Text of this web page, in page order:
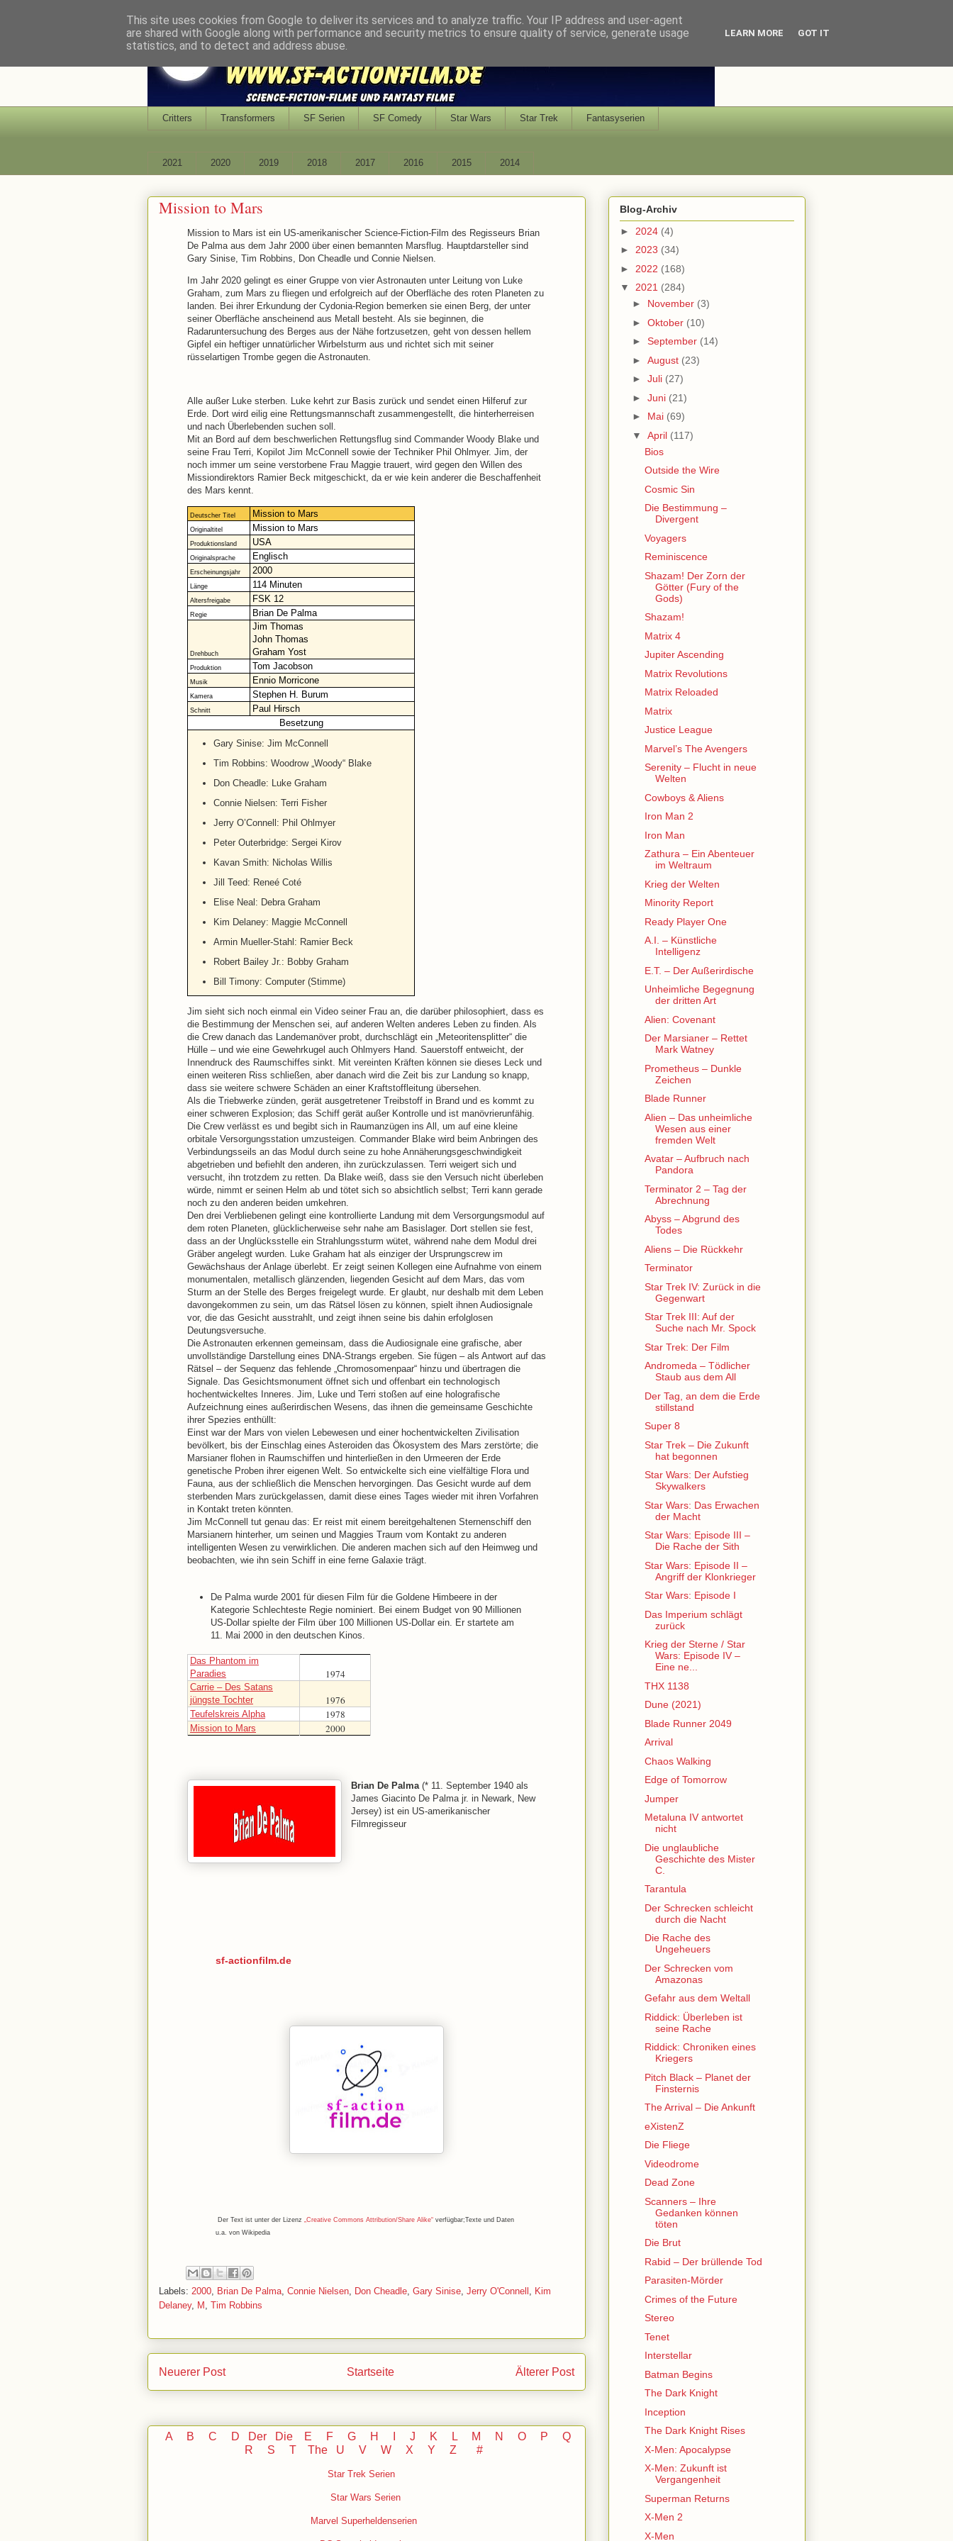
Critters Transformers SF Serien SF Comedy Star Wars Star Trek Fantasyserien
2021 2020 2019 2018 2017 2016 2015 2014
Mission to Mars
Mission to Mars ist ein US-amerikanischer Science-Fiction-Film des Regisseurs Brian
De Palma aus dem Jahr 2000 über einen bemannten Marsflug. Hauptdarsteller sind
Gary Sinise, Tim Robbins, Don Cheadle und Connie Nielsen.
Im Jahr 2020 gelingt es einer Gruppe von vier Astronauten unter Leitung von Luke
Graham, zum Mars zu fliegen und erfolgreich auf der Oberfläche des roten Planeten zu
landen. Bei ihrer Erkundung der Cydonia-Region bemerken sie einen Berg, der unter
seiner Oberfläche anscheinend aus Metall besteht. Als sie beginnen, die
Radaruntersuchung des Berges aus der Nähe fortzusetzen, geht von dessen hellem
Gipfel ein heftiger unnatürlicher Wirbelsturm aus und richtet sich mit seiner
rüsselartigen Trombe gegen die Astronauten.
Alle außer Luke sterben. Luke kehrt zur Basis zurück und sendet einen Hilferuf zur
Erde. Dort wird eilig eine Rettungsmannschaft zusammengestellt, die hinterherreisen
und nach Überlebenden suchen soll.
Mit an Bord auf dem beschwerlichen Rettungsflug sind Commander Woody Blake und
seine Frau Terri, Kopilot Jim McConnell sowie der Techniker Phil Ohlmyer. Jim, der
noch immer um seine verstorbene Frau Maggie trauert, wird gegen den Willen des
Missiondirektors Ramier Beck mitgeschickt, da er wie kein anderer die Beschaffenheit
des Mars kennt.
Deutscher Titel Mission to Mars
Originaltitel Mission to Mars
Produktionsland USA
Originalsprache Englisch
Erscheinungsjahr 2000
Länge 114 Minuten
Altersfreigabe FSK 12
Regie Brian De Palma
Drehbuch
Jim Thomas
John Thomas
Graham Yost
Produktion Tom Jacobson
Musik Ennio Morricone
Kamera Stephen H. Burum
Schnitt
Paul Hirsch
Besetzung
Gary Sinise: Jim McConnell
Tim Robbins: Woodrow „Woody“ Blake
Don Cheadle: Luke Graham
Connie Nielsen: Terri Fisher
Jerry O’Connell: Phil Ohlmyer
Peter Outerbridge: Sergei Kirov
Kavan Smith: Nicholas Willis
Jill Teed: Reneé Coté
Elise Neal: Debra Graham
Kim Delaney: Maggie McConnell
Armin Mueller-Stahl: Ramier Beck
Robert Bailey Jr.: Bobby Graham
Bill Timony: Computer (Stimme)
Jim sieht sich noch einmal ein Video seiner Frau an, die darüber philosophiert, dass es
die Bestimmung der Menschen sei, auf anderen Welten anderes Leben zu finden. Als
die Crew danach das Landemanöver probt, durchschlägt ein „Meteoritensplitter“ die
Hülle – und wie eine Gewehrkugel auch Ohlmyers Hand. Sauerstoff entweicht, der
Innendruck des Raumschiffes sinkt. Mit vereinten Kräften können sie dieses Leck und
einen weiteren Riss schließen, aber danach wird die Zeit bis zur Landung so knapp,
dass sie weitere schwere Schäden an einer Kraftstoffleitung übersehen.
Als die Triebwerke zünden, gerät ausgetretener Treibstoff in Brand und es kommt zu
einer schweren Explosion; das Schiff gerät außer Kontrolle und ist manövrierunfähig.
Die Crew verlässt es und begibt sich in Raumanzügen ins All, um auf eine kleine
orbitale Versorgungsstation umzusteigen. Commander Blake wird beim Anbringen des
Verbindungsseils an das Modul durch seine zu hohe Annäherungsgeschwindigkeit
abgetrieben und befiehlt den anderen, ihn zurückzulassen. Terri weigert sich und
versucht, ihn trotzdem zu retten. Da Blake weiß, dass sie den Versuch nicht überleben
würde, nimmt er seinen Helm ab und tötet sich so absichtlich selbst; Terri kann gerade
noch zu den anderen beiden umkehren.
Den drei Verbliebenen gelingt eine kontrollierte Landung mit dem Versorgungsmodul auf
dem roten Planeten, glücklicherweise sehr nahe am Basislager. Dort stellen sie fest,
dass an der Unglücksstelle ein Strahlungssturm wütet, während nahe dem Modul drei
Gräber angelegt wurden. Luke Graham hat als einziger der Ursprungscrew im
Gewächshaus der Anlage überlebt. Er zeigt seinen Kollegen eine Aufnahme von einem
monumentalen, metallisch glänzenden, liegenden Gesicht auf dem Mars, das vom
Sturm an der Stelle des Berges freigelegt wurde. Er glaubt, nur deshalb mit dem Leben
davongekommen zu sein, um das Rätsel lösen zu können, spielt ihnen Audiosignale
vor, die das Gesicht ausstrahlt, und zeigt ihnen seine bis dahin erfolglosen
Deutungsversuche.
Die Astronauten erkennen gemeinsam, dass die Audiosignale eine grafische, aber
unvollständige Darstellung eines DNA-Strangs ergeben. Sie fügen – als Antwort auf das
Rätsel – der Sequenz das fehlende „Chromosomenpaar“ hinzu und übertragen die
Signale. Das Gesichtsmonument öffnet sich und offenbart ein technologisch
hochentwickeltes Inneres. Jim, Luke und Terri stoßen auf eine holografische
Aufzeichnung eines außerirdischen Wesens, das ihnen die gemeinsame Geschichte
ihrer Spezies enthüllt:
Einst war der Mars von vielen Lebewesen und einer hochentwickelten Zivilisation
bevölkert, bis der Einschlag eines Asteroiden das Ökosystem des Mars zerstörte; die
Marsianer flohen in Raumschiffen und hinterließen in den Urmeeren der Erde
genetische Proben ihrer eigenen Welt. So entwickelte sich eine vielfältige Flora und
Fauna, aus der schließlich die Menschen hervorgingen. Das Gesicht wurde auf dem
sterbenden Mars zurückgelassen, damit diese eines Tages wieder mit ihren Vorfahren
in Kontakt treten könnten.
Jim McConnell tut genau das: Er reist mit einem bereitgehaltenen Sternenschiff den
Marsianern hinterher, um seinen und Maggies Traum vom Kontakt zu anderen
intelligenten Wesen zu verwirklichen. Die anderen machen sich auf den Heimweg und
beobachten, wie ihn sein Schiff in eine ferne Galaxie trägt.
De Palma wurde 2001 für diesen Film für die Goldene Himbeere in der
Kategorie Schlechteste Regie nominiert. Bei einem Budget von 90 Millionen
US-Dollar spielte der Film über 100 Millionen US-Dollar ein. Er startete am
11. Mai 2000 in den deutschen Kinos.
Das Phantom im
Paradies
1974
Carrie – Des Satans
jüngste Tochter
1976
Teufelskreis Alpha 1978
Mission to Mars 2000
Brian De Palma (* 11. September 1940 als
James Giacinto De Palma jr. in Newark, New
Jersey) ist ein US-amerikanischer
Filmregisseur
sf-actionfilm.de
Der Text ist unter der Lizenz „Creative Commons Attribution/Share Alike“ verfügbar;Texte und Daten
u.a. von Wikipedia
Labels: 2000, Brian De Palma, Connie Nielsen, Don Cheadle, Gary Sinise, Jerry O'Connell , Kim
Delaney, M , Tim Robbins
Neuerer Post Älterer Post
Startseite
A B C D Der Die E F G H I J K L M N O
P Q
R
S T The U V W X Y Z #
Star Trek Serien
Star Wars Serien
Marvel Superheldenserien
Blog-Archiv
► 2024 (4)
► 2023 (34)
► 2022 (168)
▼ 2021 (284)
► November (3)
► Oktober (10)
► September (14)
► August (23)
► Juli (27)
► Juni (21)
► Mai (69)
▼ April (117)
Bios
Outside the Wire
Cosmic Sin
Die Bestimmung –
Divergent
Voyagers
Reminiscence
Shazam! Der Zorn der
Götter (Fury of the
Gods)
Shazam!
Matrix 4
Jupiter Ascending
Matrix Revolutions
Matrix Reloaded
Matrix
Justice League
Marvel’s The Avengers
Serenity – Flucht in neue
Welten
Cowboys & Aliens
Iron Man 2
Iron Man
Zathura – Ein Abenteuer
im Weltraum
Krieg der Welten
Minority Report
Ready Player One
A.I. – Künstliche
Intelligenz
E.T. – Der Außerirdische
Unheimliche Begegnung
der dritten Art
Alien: Covenant
Der Marsianer – Rettet
Mark Watney
Prometheus – Dunkle
Zeichen
Blade Runner
Alien – Das unheimliche
Wesen aus einer
fremden Welt
Avatar – Aufbruch nach
Pandora
Terminator 2 – Tag der
Abrechnung
Abyss – Abgrund des
Todes
Aliens – Die Rückkehr
Terminator
Star Trek IV: Zurück in die
Gegenwart
Star Trek III: Auf der
Suche nach Mr. Spock
Star Trek: Der Film
Andromeda – Tödlicher
Staub aus dem All
Der Tag, an dem die Erde
stillstand
Super 8
Star Trek – Die Zukunft
hat begonnen
Star Wars: Der Aufstieg
Skywalkers
Star Wars: Das Erwachen
der Macht
Star Wars: Episode III –
Die Rache der Sith
Star Wars: Episode II –
Angriff der Klonkrieger
Star Wars: Episode I
Das Imperium schlägt
zurück
Krieg der Sterne / Star
Wars: Episode IV –
Eine ne...
THX 1138
Dune (2021)
Blade Runner 2049
Arrival
Chaos Walking
Edge of Tomorrow
Jumper
Metaluna IV antwortet
nicht
Die unglaubliche
Geschichte des Mister
C.
Tarantula
Der Schrecken schleicht
durch die Nacht
Die Rache des
Ungeheuers
Der Schrecken vom
Amazonas
Gefahr aus dem Weltall
Riddick: Überleben ist
seine Rache
Riddick: Chroniken eines
Kriegers
Pitch Black – Planet der
Finsternis
The Arrival – Die Ankunft
eXistenZ
Die Fliege
Videodrome
Dead Zone
Scanners – Ihre
Gedanken können
töten
Die Brut
Rabid – Der brüllende Tod
Parasiten-Mörder
Crimes of the Future
Stereo
Tenet
Interstellar
Batman Begins
The Dark Knight
Inception
The Dark Knight Rises
X-Men: Apocalypse
X-Men: Zukunft ist
Vergangenheit
Superman Returns
X-Men 2
X-Men
This site uses cookies from Google to deliver its services and to analyze traffic. Your IP address and user-agent
are shared with Google along with performance and security metrics to ensure quality of service, generate usage
statistics, and to detect and address abuse.
LEARN MORE GOT IT